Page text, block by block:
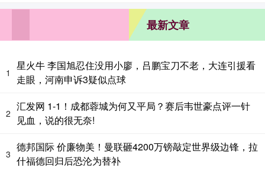
最新文章
1
星火牛 李国旭忍住没用小廖，吕鹏宝刀不老，大连引援看
走眼，河南申诉3疑似点球
2
汇发网 1-1！成都蓉城为何又平局？赛后韦世豪点评一针
见血，说的很无奈!
3
德邦国际 价廉物美！曼联砸4200万镑敲定世界级边锋，拉
什福德回归后恐沦为替补